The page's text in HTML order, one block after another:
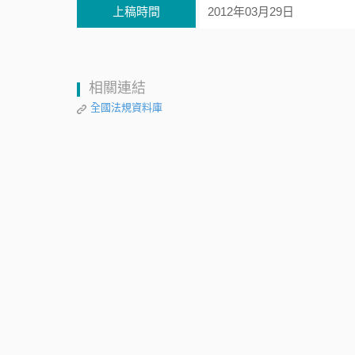
上稿時間 2012年03月29日
相關連結
全國法規資料庫